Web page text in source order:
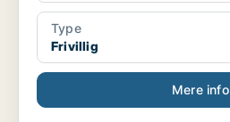
Type
Frivillig
Mere info